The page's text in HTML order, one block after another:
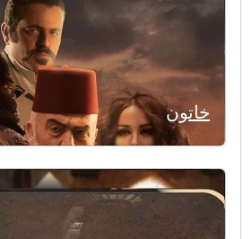
خاتون